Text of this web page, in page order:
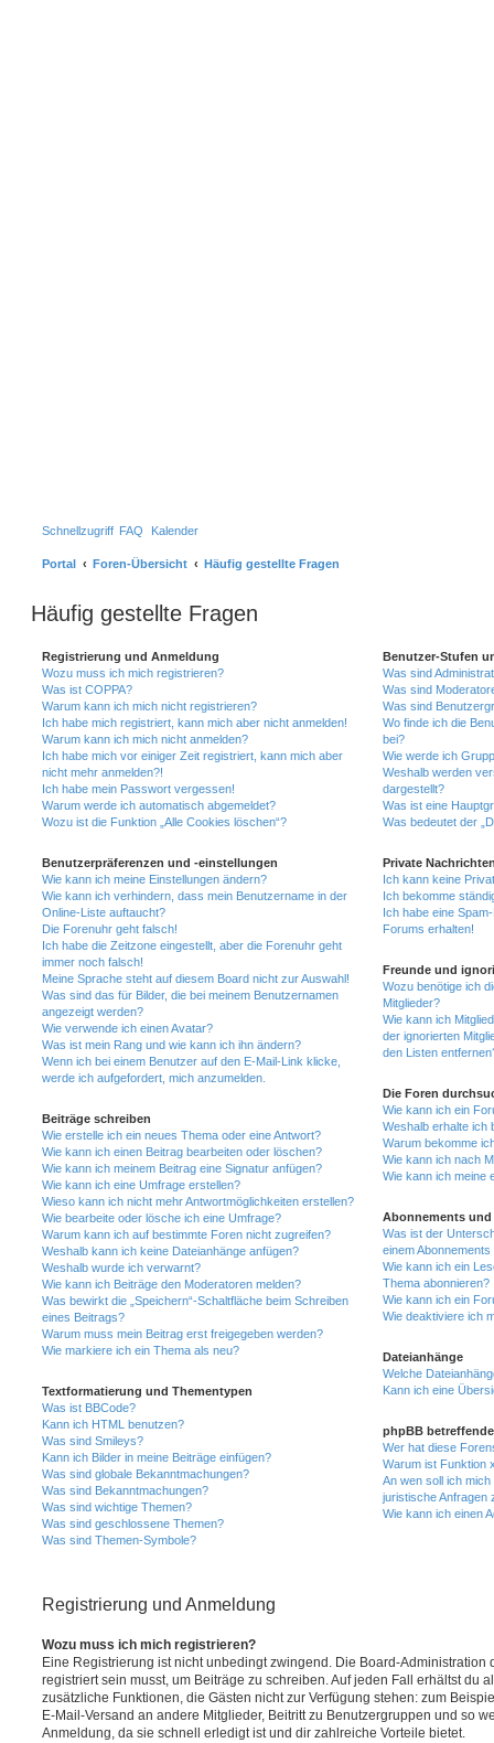
Schnellzugriff FAQ Kalender
Portal Foren-Übersicht Häufig gestellte Fragen
Häufig gestellte Fragen
Registrierung und Anmeldung
Wozu muss ich mich registrieren?
Was ist COPPA?
Warum kann ich mich nicht registrieren?
Ich habe mich registriert, kann mich aber nicht anmelden!
Warum kann ich mich nicht anmelden?
Ich habe mich vor einiger Zeit registriert, kann mich aber
nicht mehr anmelden?!
Ich habe mein Passwort vergessen!
Warum werde ich automatisch abgemeldet?
Wozu ist die Funktion „Alle Cookies löschen“?
Benutzerpräferenzen und -einstellungen
Wie kann ich meine Einstellungen ändern?
Wie kann ich verhindern, dass mein Benutzername in der
Online-Liste auftaucht?
Die Forenuhr geht falsch!
Ich habe die Zeitzone eingestellt, aber die Forenuhr geht
immer noch falsch!
Meine Sprache steht auf diesem Board nicht zur Auswahl!
Was sind das für Bilder, die bei meinem Benutzernamen
angezeigt werden?
Wie verwende ich einen Avatar?
Was ist mein Rang und wie kann ich ihn ändern?
Wenn ich bei einem Benutzer auf den E-Mail-Link klicke,
werde ich aufgefordert, mich anzumelden.
Beiträge schreiben
Wie erstelle ich ein neues Thema oder eine Antwort?
Wie kann ich einen Beitrag bearbeiten oder löschen?
Wie kann ich meinem Beitrag eine Signatur anfügen?
Wie kann ich eine Umfrage erstellen?
Wieso kann ich nicht mehr Antwortmöglichkeiten erstellen?
Wie bearbeite oder lösche ich eine Umfrage?
Warum kann ich auf bestimmte Foren nicht zugreifen?
Weshalb kann ich keine Dateianhänge anfügen?
Weshalb wurde ich verwarnt?
Wie kann ich Beiträge den Moderatoren melden?
Was bewirkt die „Speichern“-Schaltfläche beim Schreiben
eines Beitrags?
Warum muss mein Beitrag erst freigegeben werden?
Wie markiere ich ein Thema als neu?
Textformatierung und Thementypen
Was ist BBCode?
Kann ich HTML benutzen?
Was sind Smileys?
Kann ich Bilder in meine Beiträge einfügen?
Was sind globale Bekanntmachungen?
Was sind Bekanntmachungen?
Was sind wichtige Themen?
Was sind geschlossene Themen?
Was sind Themen-Symbole?
Benutzer-Stufen
Was sind
Was sind
Was sind
Wo finde ich die
bei?
Wie werde ich
Weshalb werden
dargestellt?
Was ist eine
Was bedeutet der
Private
Ich kann keine
Ich bekomme
Ich habe eine
Forums erhalten!
Freunde und
Wozu benötige ich
Mitglieder?
Wie kann ich
der ignorierten
den Listen
Die Foren
Wie kann ich ein
Weshalb erhalte ich
Warum bekomme
Wie kann ich nach
Wie kann ich meine
Abonnements und
Was ist der
einem
Wie kann ich ein
Thema abonnieren?
Wie kann ich ein
Wie deaktiviere ich
Dateianhänge
Welche
Kann ich eine
phpBB
Wer hat diese
Warum ist Funktion
An wen soll ich
juristische Anfragen
Wie kann ich einen
Registrierung und Anmeldung
Wozu muss ich mich registrieren?
Eine Registrierung ist nicht unbedingt zwingend. Die Board-Administration
registriert sein musst, um Beiträge zu schreiben. Auf jeden Fall erhältst du
zusätzliche Funktionen, die Gästen nicht zur Verfügung stehen: zum
E-Mail-Versand an andere Mitglieder, Beitritt zu Benutzergruppen und so
Anmeldung, da sie schnell erledigt ist und dir zahlreiche Vorteile bietet.